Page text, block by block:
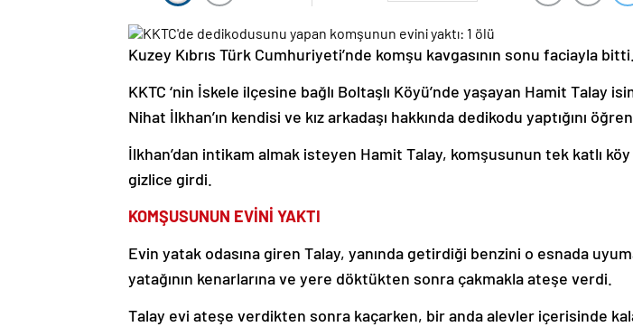
Kuzey Kıbrıs Türk Cumhuriyeti’nde komşu kavgasının sonu faciayla bitti.
KKTC ‘nin İskele ilçesine bağlı Boltaşlı Köyü’nde yaşayan Hamit Talay
Nihat İlkhan’ın kendisi ve kız arkadaşı hakkında dedikodu yaptığını
İlkhan’dan intikam almak isteyen Hamit Talay, komşusunun tek katlı
gizlice girdi.
KOMŞUSUNUN EVİNİ YAKTI
Evin yatak odasına giren Talay, yanında getirdiği benzini o esnada
yatağının kenarlarına ve yere döktükten sonra çakmakla ateşe verdi.
Talay evi ateşe verdikten sonra kaçarken, bir anda alevler içerisinde